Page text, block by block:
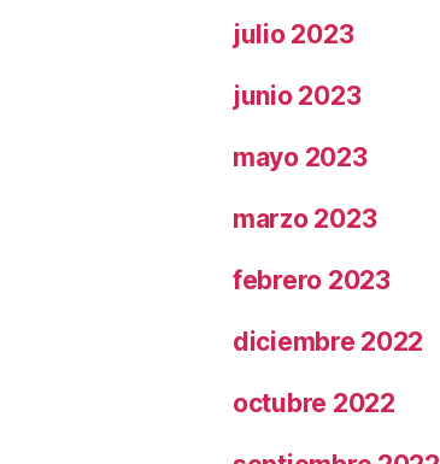
julio 2023
junio 2023
mayo 2023
marzo 2023
febrero 2023
diciembre 2022
octubre 2022